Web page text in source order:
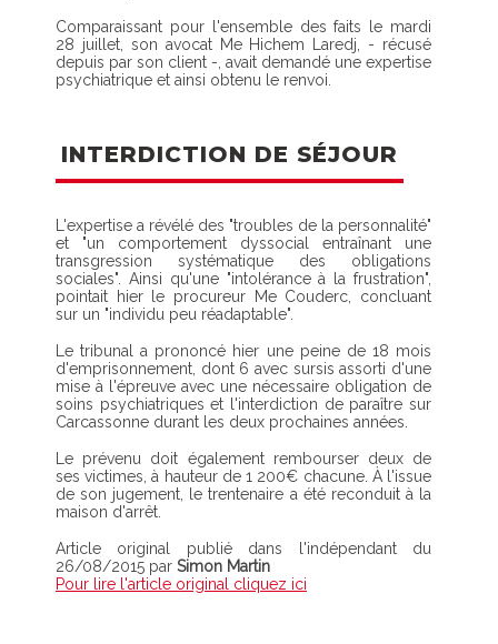
Comparaissant pour l'ensemble des faits le mardi
28 juillet, son avocat Me Hichem Laredj, - récusé
depuis par son client -, avait demandé une expertise
psychiatrique et ainsi obtenu le renvoi.
INTERDICTION DE SÉJOUR
L'expertise a révélé des "troubles de la personnalité"
et "un comportement dyssocial entraînant une
transgression systématique des obligations
sociales". Ainsi qu'une "intolérance à la frustration",
pointait hier le procureur Me Couderc, concluant
sur un "individu peu réadaptable".
Le tribunal a prononcé hier une peine de 18 mois
d'emprisonnement, dont 6 avec sursis assorti d'une
mise à l'épreuve avec une nécessaire obligation de
soins psychiatriques et l'interdiction de paraître sur
Carcassonne durant les deux prochaines années.
Le prévenu doit également rembourser deux de
ses victimes, à hauteur de 1 200€ chacune. À l'issue
de son jugement, le trentenaire a été reconduit à la
maison d'arrêt.
Article original publié dans l'indépendant du
26/08/2015 par Simon Martin
Pour lire l'article original cliquez ici